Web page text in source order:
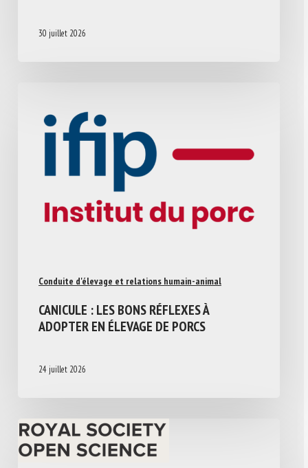
30 juillet 2026
Conduite d'élevage et relations humain-animal
CANICULE : LES BONS RÉFLEXES À
ADOPTER EN ÉLEVAGE DE PORCS
24 juillet 2026